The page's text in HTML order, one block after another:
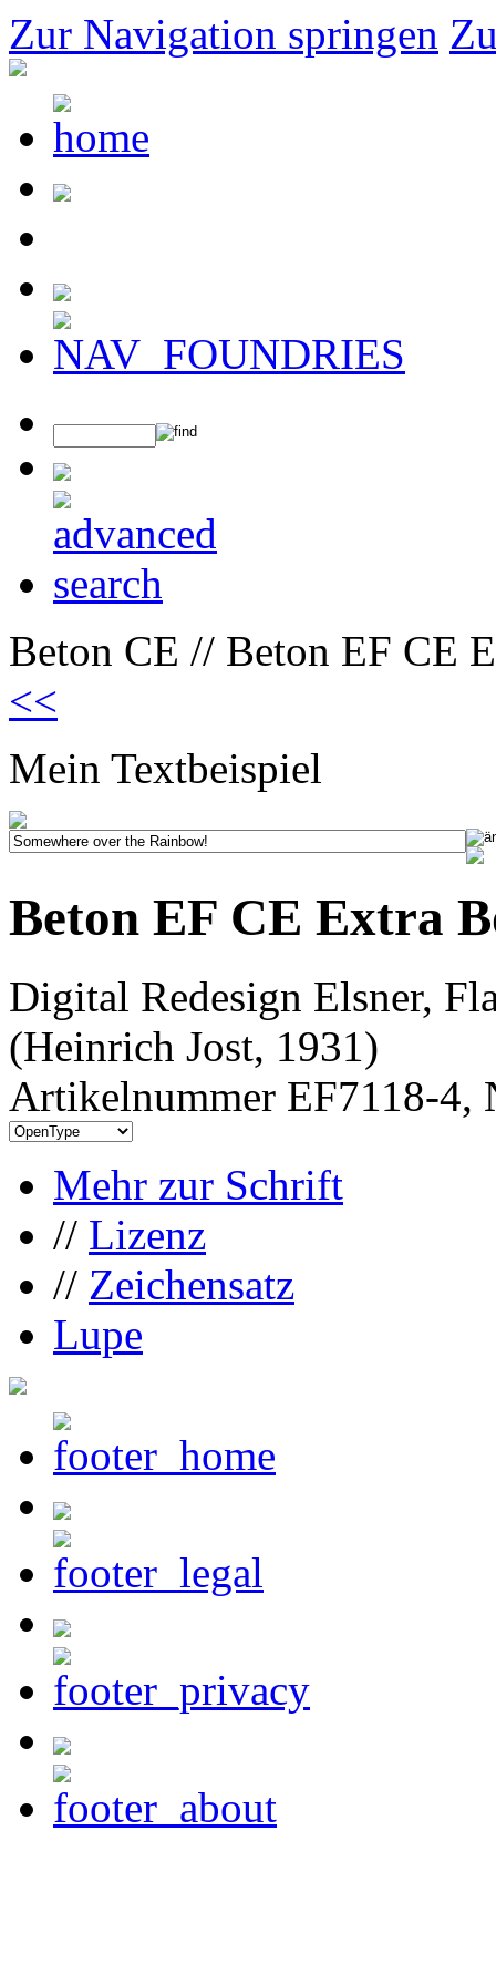
Zur Navigation springen
Beton CE // Beton EF CE
<<
Mein Textbeispiel
Beton EF CE Extra
Digital Redesign Elsner,
(Heinrich Jost, 1931)
Artikelnummer EF7118-4,
Mehr zur Schrift
// Lizenz
// Zeichensatz
Lupe